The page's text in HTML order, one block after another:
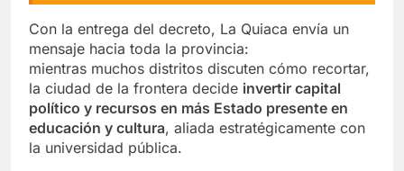
Con la entrega del decreto, La Quiaca envía un
mensaje hacia toda la provincia:
mientras muchos distritos discuten cómo recortar,
la ciudad de la frontera decide invertir capital
político y recursos en más Estado presente en
educación y cultura, aliada estratégicamente con
la universidad pública.